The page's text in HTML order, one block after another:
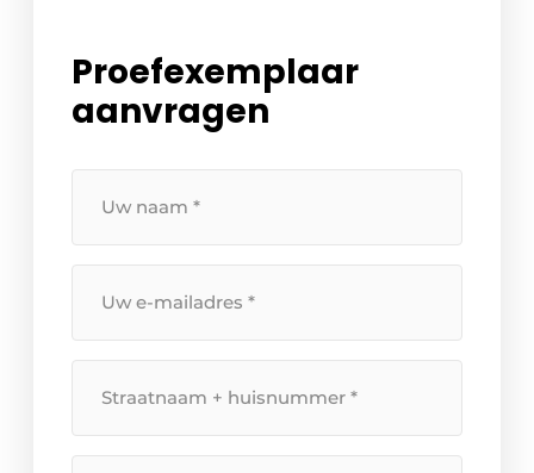
Proefexemplaar
aanvragen
naam*
mailadres*
huisnummer*